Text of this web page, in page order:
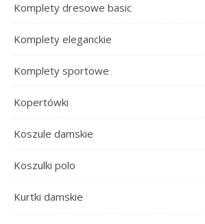
Komplety dresowe basic
Komplety eleganckie
Komplety sportowe
Kopertówki
Koszule damskie
Koszulki polo
Kurtki damskie